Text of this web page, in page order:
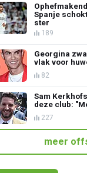
Spanje
ster
189
Georgina
vlak voor
82
Sam
deze club:
227
meer